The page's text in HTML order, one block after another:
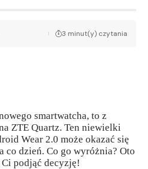
3 minut(y) czytania
smartwatcha, to z
ZTE Quartz. Ten niewielki
Wear 2.0 może okazać się
co dzień. Co go wyróżnia? Oto
Ci podjąć decyzję!